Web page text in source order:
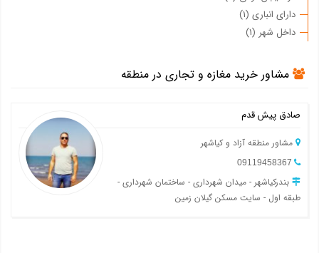
دارای انباری (1)
داخل شهر (1)
مشاور خرید مغازه و تجاری در منطقه
صادق پیش قدم
مشاور منطقه آزاد و کیاشهر
بندرکیاشهر - میدان شهرداری - ساختمان شهرداری -
طبقه اول - سایت مسکن گیلان زمین